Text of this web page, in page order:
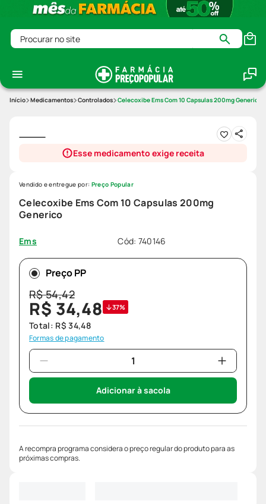
Procurar no site
Medicamentos Controlados Celecoxibe Ems Com 10 Capsulas 200mg Generico
Esse medicamento exige receita
Celecoxibe Ems Com 10 Capsulas 200mg
Generico
Ems Cód: 740146
Vendido e entregue por: Preço Popular
Preço PP
R$54,42
R$ 34,48 37%
Total: R$ 34,48
Formas de pagamento
Adicionar à sacola
A recompra programa considera o preço regular do produto para as
próximas compras.